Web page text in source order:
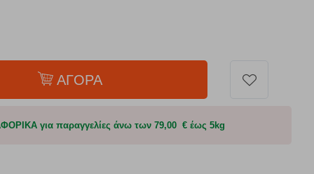
ΑΓΟΡΑ
για παραγγελίες άνω των 79,00 € έως 5kg